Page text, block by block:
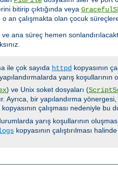
bitirip çıktığında veya
o an çalışmakta olan çocuk
ana süreç hemen
ile çok sayıda httpd kopyasının
yarış
) ve Unix soket dosyaları (
Ayrıca, bir yapılandırma
çalışması nedeniyle bu
yarış koşullarının
kopyasının çalıştırılması